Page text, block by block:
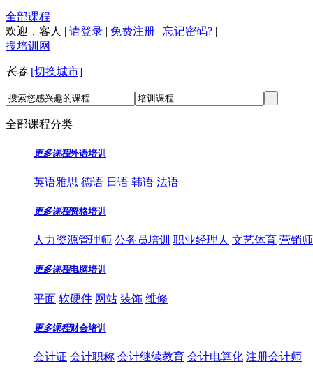
全部课程
欢迎， 客人 | 请登录 | 免费注册 | 忘记密码? |
搜培训网
长春 [切换城市]
全部课程分类
更多课程外语培训
英语雅思 德语 日语 韩语 法语
更多课程资格培训
人力资源管理师 公务员培训 职业经理人 文艺体育 营销
更多课程电脑培训
平面 软硬件 网站 装饰 维修
更多课程财会培训
会计证 会计职称 会计继续教育 会计电算化 注册会计师